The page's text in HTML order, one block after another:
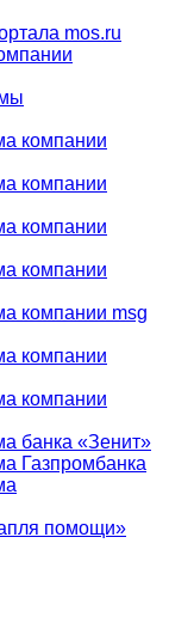
mos.ru
компании
компании
компании
компании
компании msg
компании
компании
банка «Зенит»
Газпромбанка
помощи»